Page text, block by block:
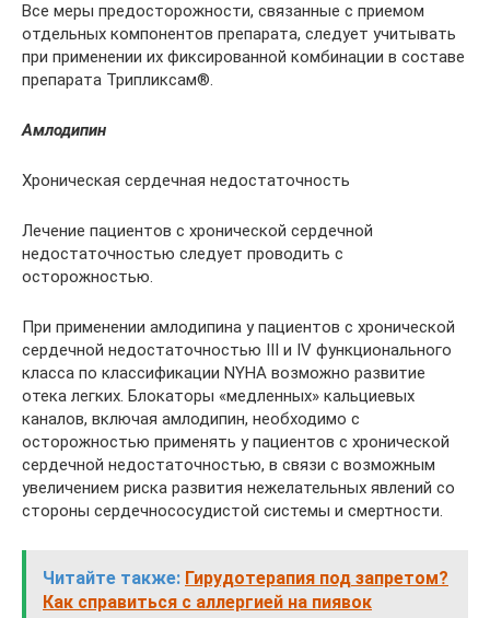
Все меры предосторожности, связанные с приемом
отдельных компонентов препарата, следует учитывать
при применении их фиксированной комбинации в составе
препарата Трипликсам®.
Амлодипин
Хроническая сердечная недостаточность
Лечение пациентов с хронической сердечной
недостаточностью следует проводить с
осторожностью.
При применении амлодипина у пациентов с хронической
сердечной недостаточностью III и IV функционального
класса по классификации NYHA возможно развитие
отека легких. Блокаторы «медленных» кальциевых
каналов, включая амлодипин, необходимо с
осторожностью применять у пациентов с хронической
сердечной недостаточностью, в связи с возможным
увеличением риска развития нежелательных явлений со
стороны сердечно­сосудистой системы и смертности.
Читайте также: Гирудотерапия под запретом?
Как справиться с аллергией на пиявок